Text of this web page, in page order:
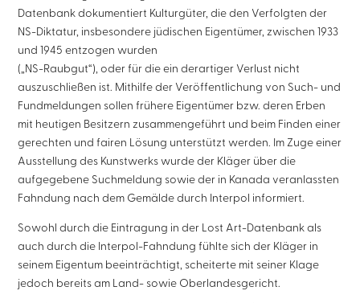
Datenbank dokumentiert Kulturgüter, die den Verfolgten der
NS-Diktatur, insbesondere jüdischen Eigentümer, zwischen 1933
und 1945 entzogen wurden
(„NS-Raubgut“), oder für die ein derartiger Verlust nicht
auszuschließen ist. Mithilfe der Veröffentlichung von Such- und
Fundmeldungen sollen frühere Eigentümer bzw. deren Erben
mit heutigen Besitzern zusammengeführt und beim Finden einer
gerechten und fairen Lösung unterstützt werden. Im Zuge einer
Ausstellung des Kunstwerks wurde der Kläger über die
aufgegebene Suchmeldung sowie der in Kanada veranlassten
Fahndung nach dem Gemälde durch Interpol informiert.
Sowohl durch die Eintragung in der Lost Art-Datenbank als
auch durch die Interpol-Fahndung fühlte sich der Kläger in
seinem Eigentum beeinträchtigt, scheiterte mit seiner Klage
jedoch bereits am Land- sowie Oberlandesgericht.